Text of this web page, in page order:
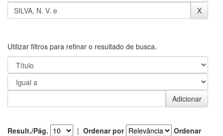
Utilizar filtros para refinar o resultado de busca.
Result./Pág. | Ordenar por
Ordenar